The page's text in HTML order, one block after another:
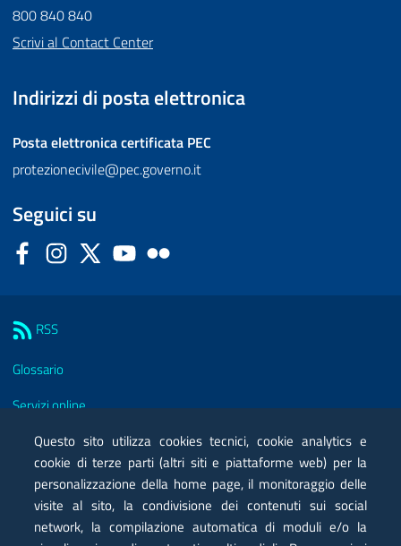
800 840 840
Scrivi al Contact Center
Indirizzi di posta elettronica
Posta elettronica certificata PEC
protezionecivile@pec.governo.it
Seguici su
FacebookInstagram
Twitter YouTube
RSS
Glossario
Servizi online
Moduli
Posta elettronica certificata PEC
Privacy
Questo sito utilizza cookies tecnici, cookie analytics e
cookie di terze parti (altri siti e piattaforme web) per la
personalizzazione della home page, il monitoraggio delle
visite al sito, la condivisione dei contenuti sui social
network, la compilazione automatica di moduli e/o la